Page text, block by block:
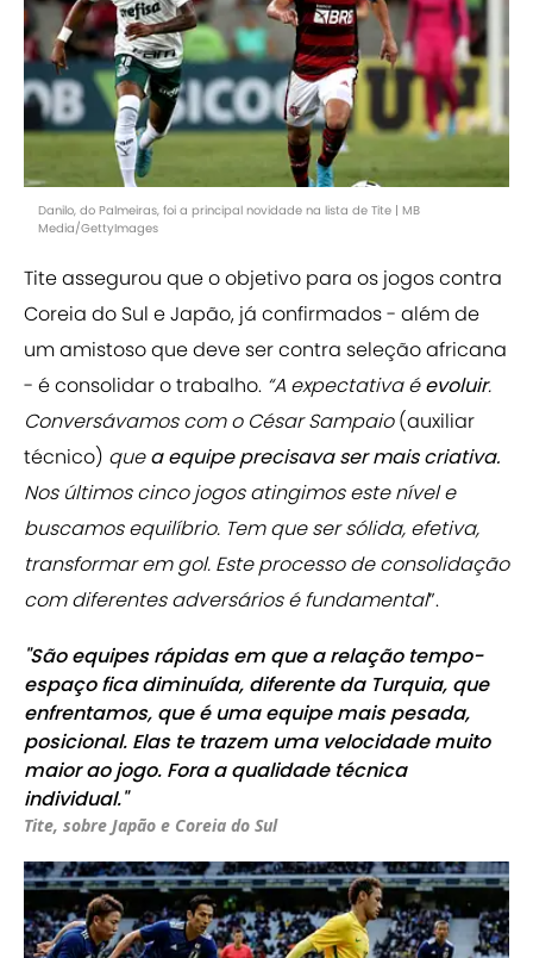
Danilo, do Palmeiras, foi a principal novidade na lista de Tite | MB
Media/GettyImages
Tite assegurou que o objetivo para os jogos contra
Coreia do Sul e Japão, já confirmados - além de
um amistoso que deve ser contra seleção africana
- é consolidar o trabalho. “A expectativa éevoluir.
Conversávamos com o César Sampaio(auxiliar
técnico) quea equipe precisava ser mais criativa.
Nos últimos cinco jogos atingimos este nível e
buscamos equilíbrio. Tem que ser sólida, efetiva,
transformar em gol. Este processo de consolidação
com diferentes adversários é fundamental”.
"São equipes rápidas em que a relação tempo-
espaço fica diminuída, diferente da Turquia, que
enfrentamos, que é uma equipe mais pesada,
posicional. Elas te trazem uma velocidade muito
maior ao jogo. Fora a qualidade técnica
individual."
Tite, sobre Japão e Coreia do Sul